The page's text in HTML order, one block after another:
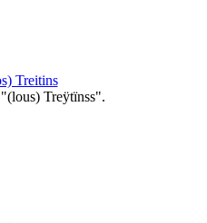
Treitins
Treÿtïnss".